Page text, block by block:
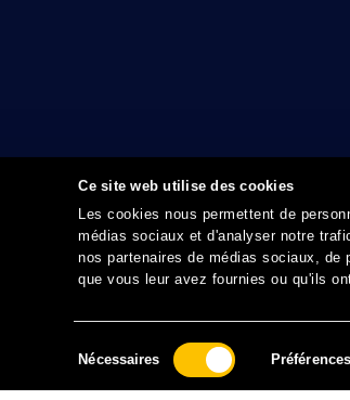
Ce site web utilise des cookies
Les cookies nous permettent de
médias sociaux et d'analyser notre
nos partenaires de médias sociaux,
que vous leur avez fournies ou qu'ils
Nécessaires Préférences